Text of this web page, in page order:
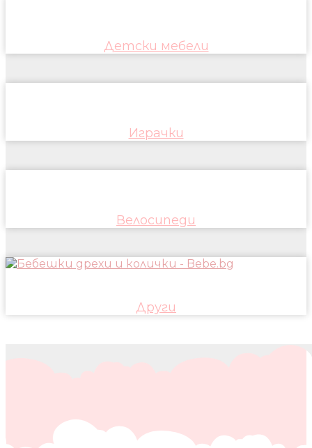
Детски мебели
Играчки
Велосипеди
Други